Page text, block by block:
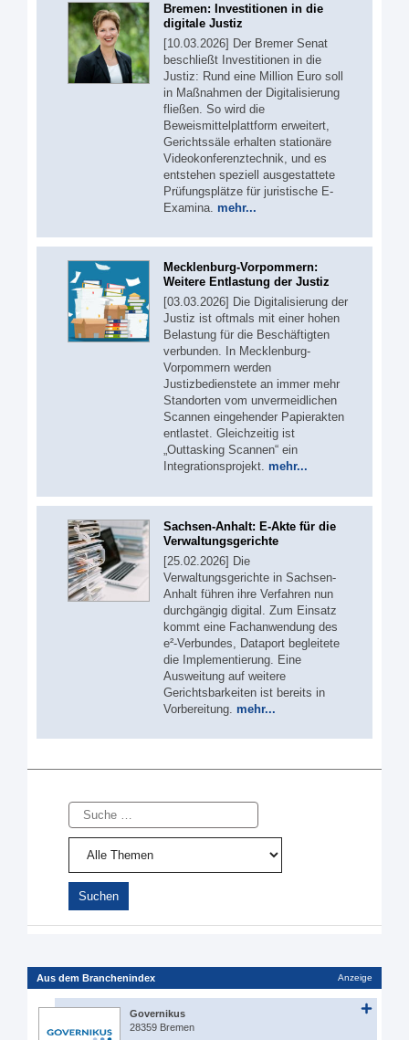
Bremen: Investitionen in die
digitale Justiz
[10.03.2026] Der Bremer Senat
beschließt Investitionen in die
Justiz: Rund eine Million Euro soll
in Maßnahmen der Digitalisierung
fließen. So wird die
Beweismittelplattform erweitert,
Gerichtssäle erhalten stationäre
Videokonferenztechnik, und es
entstehen speziell ausgestattete
Prüfungsplätze für juristische E-
Examina. mehr...
Mecklenburg-Vorpommern:
Weitere Entlastung der Justiz
[03.03.2026] Die Digitalisierung der
Justiz ist oftmals mit einer hohen
Belastung für die Beschäftigten
verbunden. In Mecklenburg-
Vorpommern werden
Justizbedienstete an immer mehr
Standorten vom unvermeidlichen
Scannen eingehender Papierakten
entlastet. Gleichzeitig ist
„Outtasking Scannen“ ein
Integrationsprojekt. mehr...
Sachsen-Anhalt: E-Akte für die
Verwaltungsgerichte
[25.02.2026] Die
Verwaltungsgerichte in Sachsen-
Anhalt führen ihre Verfahren nun
durchgängig digital. Zum Einsatz
kommt eine Fachanwendung des
e²-Verbundes, Dataport begleitete
die Implementierung. Eine
Ausweitung auf weitere
Gerichtsbarkeiten ist bereits in
Vorbereitung. mehr...
Suche
Aus dem Branchenindex Anzeige
Governikus
28359 Bremen